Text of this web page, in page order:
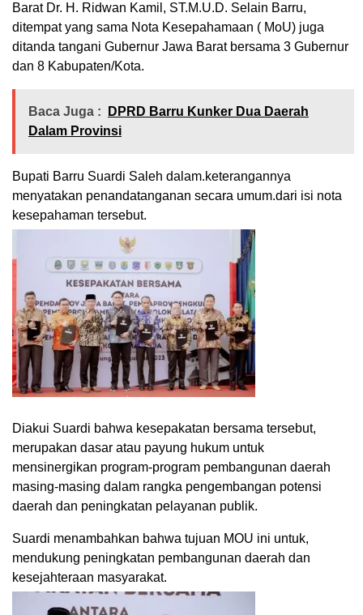
Barat Dr. H. Ridwan Kamil, ST.M.U.D. Selain Barru,
ditempat yang sama Nota Kesepahamaan ( MoU) juga
ditanda tangani Gubernur Jawa Barat bersama 3 Gubernur
dan 8 Kabupaten/Kota.
Baca Juga :
DPRD Barru Kunker Dua Daerah
Dalam Provinsi
Bupati Barru Suardi Saleh dalam.keterangannya
menyatakan penandatanganan secara umum.dari isi nota
kesepahaman tersebut.
Diakui Suardi bahwa kesepakatan bersama tersebut,
merupakan dasar atau payung hukum untuk
mensinergikan program-program pembangunan daerah
masing-masing dalam rangka pengembangan potensi
daerah dan peningkatan pelayanan publik.
Suardi menambahkan bahwa tujuan MOU ini untuk,
mendukung peningkatan pembangunan daerah dan
kesejahteraan masyarakat.